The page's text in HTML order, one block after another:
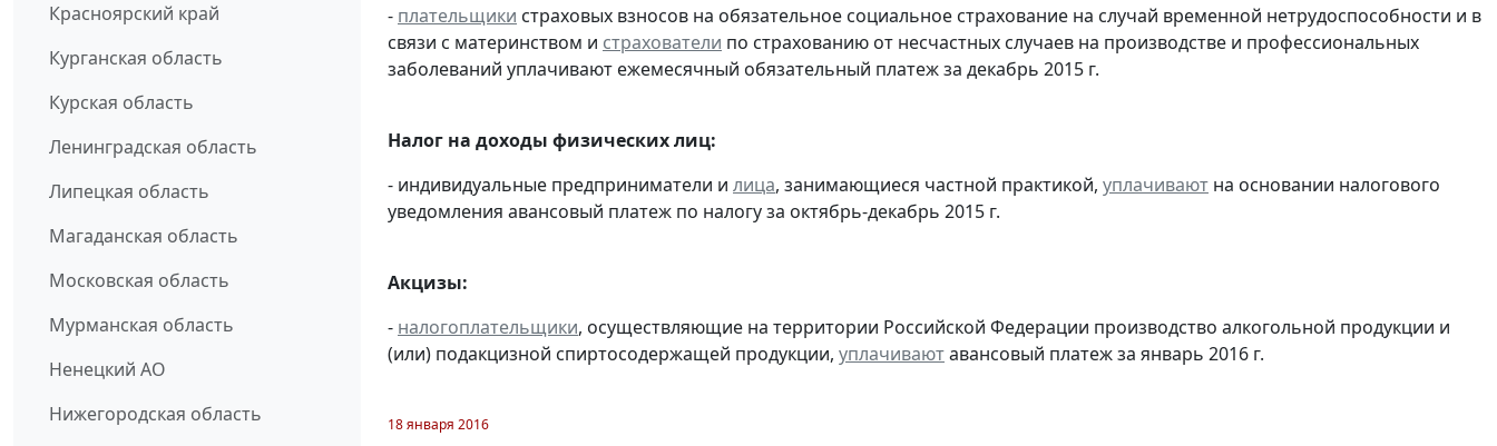
Красноярский край
Курганская область
Курская область
Ленинградская область
Липецкая область
Магаданская область
Московская область
Мурманская область
Ненецкий АО
Нижегородская область
- плательщики страховых взносов на обязательное социальное страхование на случай временной нетрудоспособности и в
связи с материнством и страхователи по страхованию от несчастных случаев на производстве и профессиональных
заболеваний уплачивают ежемесячный обязательный платеж за декабрь 2015 г.
Налог на доходы физических лиц:
- индивидуальные предприниматели и лица, занимающиеся частной практикой, уплачивают на основании налогового
уведомления авансовый платеж по налогу за октябрь-декабрь 2015 г.
Акцизы:
- налогоплательщики, осуществляющие на территории Российской Федерации производство алкогольной продукции и
(или) подакцизной спиртосодержащей продукции, уплачиваютавансовый платеж за январь 2016 г.
18 января 2016